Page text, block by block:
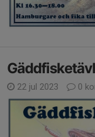
22 jul 2023 0